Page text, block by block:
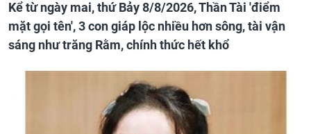
Kể từ ngày mai, thứ Bảy 8/8/2026, Thần Tài 'điểm
mặt gọi tên', 3 con giáp lộc nhiều hơn sông, tài vận
sáng như trăng Rằm, chính thức hết khổ